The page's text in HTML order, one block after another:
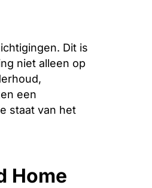
Dit is
niet alleen op
een
staat van het
Home